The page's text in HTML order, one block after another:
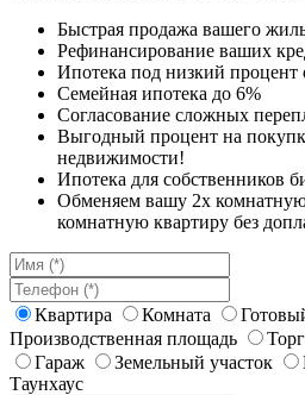
Быстрая продажа вашего
Рефинансирование ваших
Ипотека под низкий процент
Семейная ипотека до 6%
Согласование сложных
Выгодный процент на
недвижимости!
Ипотека для собственников
Обменяем вашу 2х
комнатную квартиру без
Квартира Комната
Производственная площадь
Гараж
Земельный участок
Таунхаус